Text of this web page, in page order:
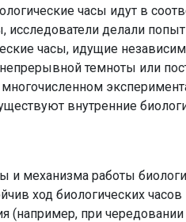
часы идут в
исследователи делали
часы, идущие
темноты или
многочисленном
внутренние
и механизма работы
ход биологических
(на­пример, при